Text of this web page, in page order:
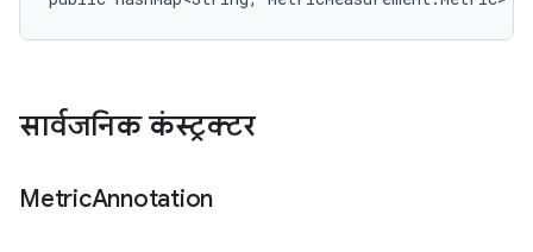
सार्वजनिक कंस्ट्रक्टर
MetricAnnotation